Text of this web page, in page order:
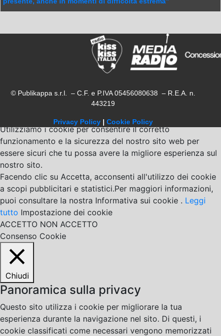
© Publikappa s.r.l. – C.F. e P.IVA 05456080638 – R.E.A. n.
443219
Privacy Policy | Cookie Policy
Utilizziamo i cookie per consentire il corretto
funzionamento e la sicurezza del nostro sito web per
essere sicuri che tu possa avere la migliore esperienza sul
nostro sito.
Facendo clic su Accetta, acconsenti all'utilizzo dei cookie
a scopi pubblicitari e statistici.Per maggiori informazioni,
puoi consultare la nostra Informativa sui cookie . Leggi
tutto Impostazione dei cookie
ACCETTO NON ACCETTO
Consenso Cookie
Chiudi
Panoramica sulla privacy
Questo sito utilizza i cookie per migliorare la tua
esperienza durante la navigazione nel sito. Di questi, i
cookie classificati come necessari vengono memorizzati